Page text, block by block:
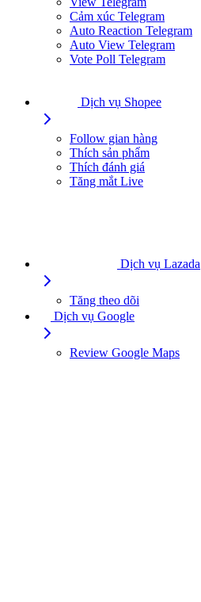
Cảm xúc Telegram
Auto Reaction Telegram
Auto View Telegram
Vote Poll Telegram
Dịch vụ Shopee
Follow gian hàng
Thích sản phẩm
Thích đánh giá
Tăng mắt Live
Dịch vụ Lazada
Tăng theo dõi
Dịch vụ Google
Review Google Maps